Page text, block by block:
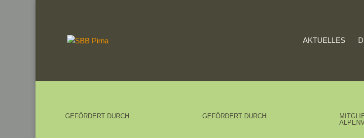
AKTUELLES
GEFÖRDERT DURCH GEFÖRDERT DURCH